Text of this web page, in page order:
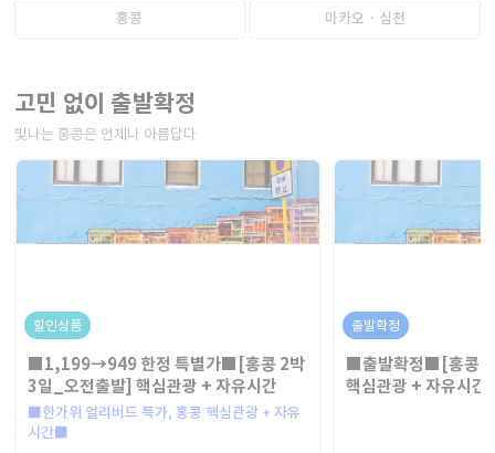
홍콩 마카오 · 심천
고민 없이 출발확정
빛나는 홍콩은 언제나 아름답다
할인상품
■1,199→949 한정 특별가■[홍콩 2박
3일_오전출발] 핵심관광 + 자유시간
■한가위 얼리버드 특가, 홍콩 핵심관광 + 자유
시간■
출발확정
■출발확정■[홍콩
핵심관광 + 자유시간